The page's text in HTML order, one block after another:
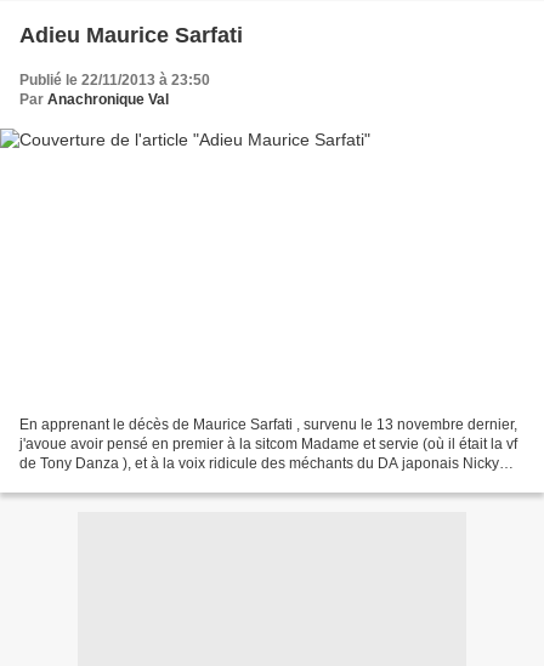
Adieu Maurice Sarfati
Publié le 22/11/2013 à 23:50
Par Anachronique Val
En apprenant le décès de Maurice Sarfati , survenu le 13 novembre dernier,
j'avoue avoir pensé en premier à la sitcom Madame et servie (où il était la vf
de Tony Danza ), et à la voix ridicule des méchants du DA japonais Nicky